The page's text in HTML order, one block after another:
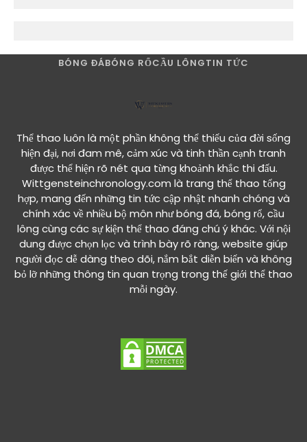
BÓNG ĐÁBÓNG RỔCẦU LÔNGTIN TỨC
Thể thao luôn là một phần không thể thiếu của đời sống
hiện đại, nơi đam mê, cảm xúc và tinh thần cạnh tranh
được thể hiện rõ nét qua từng khoảnh khắc thi đấu.
Wittgensteinchronology.com là trang thể thao tổng
hợp, mang đến những tin tức cập nhật nhanh chóng và
chính xác về nhiều bộ môn như bóng đá, bóng rổ, cầu
lông cùng các sự kiện thể thao đáng chú ý khác. Với nội
dung được chọn lọc và trình bày rõ ràng, website giúp
người đọc dễ dàng theo dõi, nắm bắt diễn biến và không
bỏ lỡ những thông tin quan trọng trong thế giới thể thao
mỗi ngày.